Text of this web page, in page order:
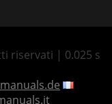
riservati | 0.025 s